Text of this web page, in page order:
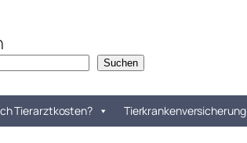
Suchen
Tierarztkosten? Tierkrankenversicherung